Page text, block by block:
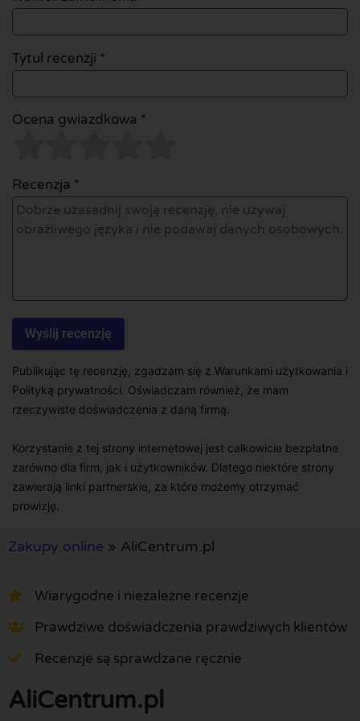
Tytuł recenzji *
Ocena gwiazdkowa *
Recenzja *
Publikując tę recenzję, zgadzam się z Warunkami użytkowania i
Polityką prywatności. Oświadczam również, że mam
rzeczywiste doświadczenia z daną firmą.
Korzystanie z tej strony internetowej jest całkowicie bezpłatne
zarówno dla firm, jak i użytkowników. Dlatego niektóre strony
zawierają linki partnerskie, za które możemy otrzymać
prowizję.
Zakupy online » AliCentrum.pl
Wiarygodne i niezależne recenzje
Prawdziwe doświadczenia prawdziwych klientów
Recenzje są sprawdzane ręcznie
AliCentrum.pl